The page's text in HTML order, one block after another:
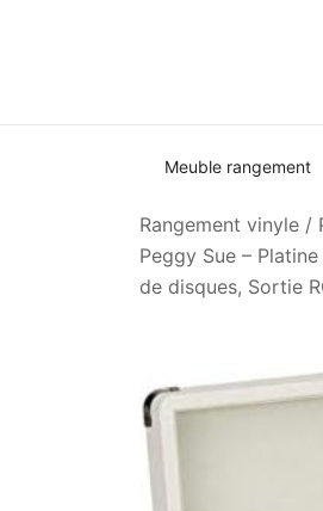
Meuble rangement
Rangement vinyle /
Peggy Sue –
de disques, Sortie